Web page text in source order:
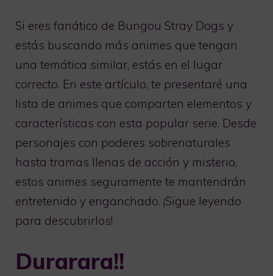
Si eres fanático de Bungou Stray Dogs y
estás buscando más animes que tengan
una temática similar, estás en el lugar
correcto. En este artículo, te presentaré una
lista de animes que comparten elementos y
características con esta popular serie. Desde
personajes con poderes sobrenaturales
hasta tramas llenas de acción y misterio,
estos animes seguramente te mantendrán
entretenido y enganchado. ¡Sigue leyendo
para descubrirlos!
Durarara!!